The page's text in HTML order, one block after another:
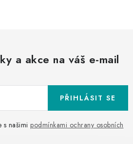
a akce na váš e-mail
s našimi podmínkami ochrany osobních
PŘIHLÁSIT SE